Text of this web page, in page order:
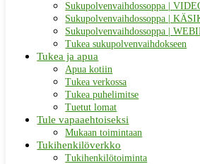
Sukupolvenvaihdossoppa |
Sukupolvenvaihdossoppa |
Sukupolvenvaihdossoppa |
Tukea sukupolvenvaihdokseen
Tukea ja apua
Apua kotiin
Tukea verkossa
Tukea puhelimitse
Tuetut lomat
Tule vapaaehtoiseksi
Mukaan toimintaan
Tukihenkilöverkko
Tukihenkilötoiminta